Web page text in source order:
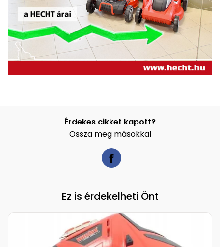
és
melegház
Komposztáló
KiegészítőkÉrdekes cikket kapott?
Ossza meg másokkal
Ez is érdekelheti Önt